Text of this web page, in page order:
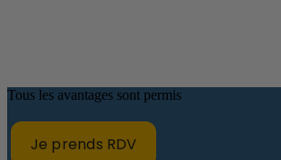
Tous les avantages sont permis
Je prends RDV